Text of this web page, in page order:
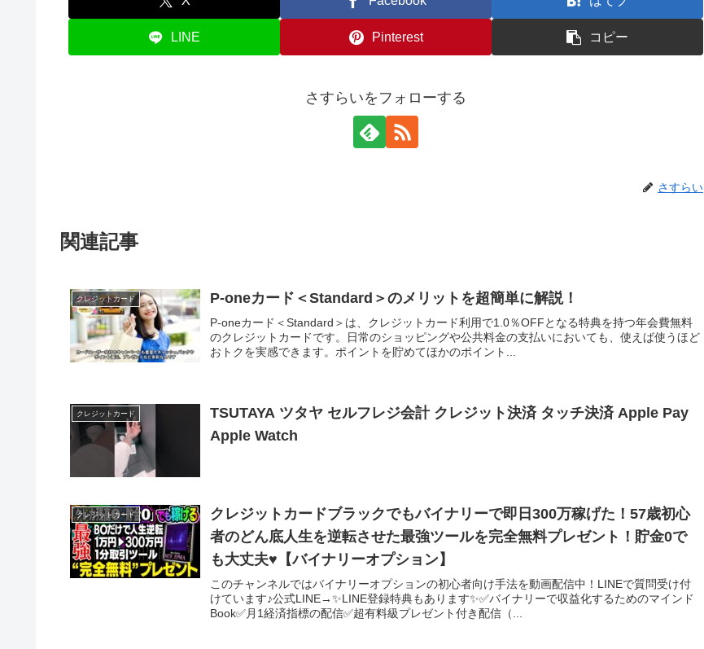
LINE Pinterest コピー
さすらいをフォローする
さすらい
関連記事
クレジットカード P-oneカード＜Standard＞のメリットを超簡単に解説！
P-oneカード＜Standard＞は、クレジットカード利用で1.0％OFFとなる特典を持つ年会費無料
のクレジットカードです。日常のショッピングや公共料金の支払いにおいても、使えば使うほど
おトクを実感できます。ポイントを貯めてほかのポイント...
クレジットカード
TSUTAYA ツタヤ セルフレジ会計 クレジット決済 タッチ決済 Apple Pay
Apple Watch
クレジットカード
クレジットカードブラックでもバイナリーで即日300万稼げた！57歳初心
者のどん底人生を逆転させた最強ツールを完全無料プレゼント！貯金0で
も大丈夫♥【バイナリーオプション】
このチャンネルではバイナリーオプションの初心者向け手法を動画配信中！LINEで質問受け付
けています♪公式LINE→✨LINE登録特典もあります✨✅バイナリーで収益化するためのマインド
Book✅月1経済指標の配信✅超有料級プレゼント付き配信（...